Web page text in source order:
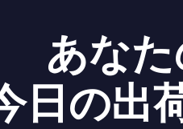
あな
日の出